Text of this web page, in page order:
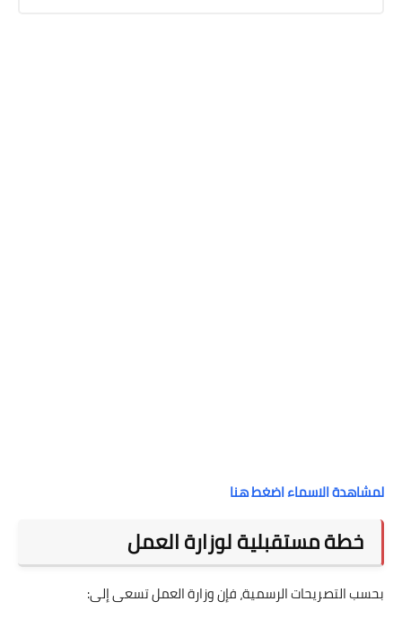
لمشاهدة الاسماء اضغط هنا
خطة مستقبلية لوزارة العمل
بحسب التصريحات الرسمية، فإن وزارة العمل تسعى إلى: